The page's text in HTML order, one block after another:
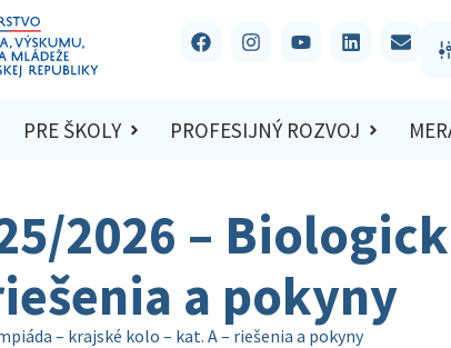
PRE ŠKOLY PROFESIJNÝ ROZVOJ
2026 –
a pokyny
– krajské kolo – kat. A – riešenia a pokyny